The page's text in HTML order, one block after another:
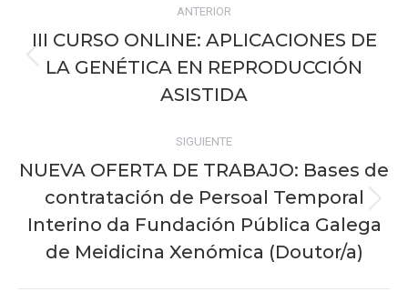
entre
publicaciones
ANTERIOR
Publicación
anterior:
III CURSO ONLINE: APLICACIONES DE
LA GENÉTICA EN REPRODUCCIÓN
ASISTIDA
SIGUIENTE
Publicación
siguiente:
NUEVA OFERTA DE TRABAJO: Bases de
contratación de Persoal Temporal
Interino da Fundación Pública Galega
de Meidicina Xenómica (Doutor/a)